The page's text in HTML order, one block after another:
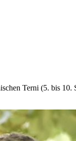
Terni (5. bis